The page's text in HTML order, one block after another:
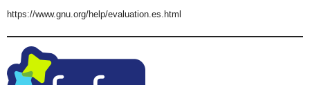
https://www.gnu.org/help/evaluation.es.html